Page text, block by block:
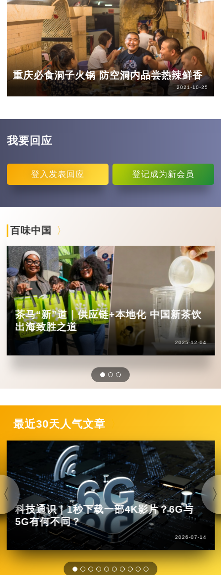
重庆必食洞子火锅 防空洞内品尝热辣鲜香
2021-10-25
我要回应
登入 发表回应 登记成为新会员
百味中国
茶马“新”道｜供应链+本地化 中国新茶饮
出海致胜之道
2025-12-04
最近30天人气文章
科技通识｜1秒下载一部4K影片？6G与
5G有何不同？
2026-07-14